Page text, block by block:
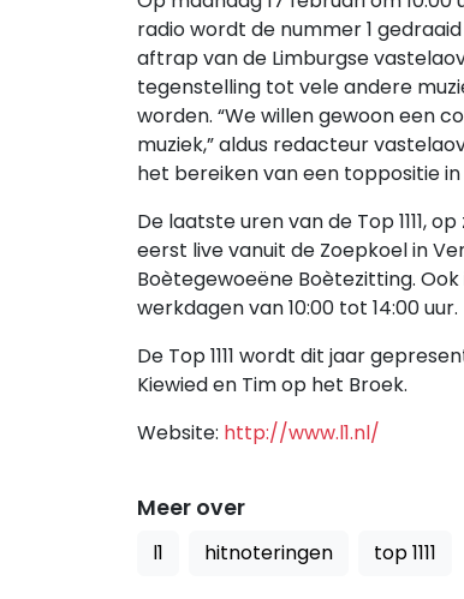
radio wordt de nummer 1
aftrap van de Limburgse
tegenstelling tot vele andere
worden. “We willen gewoon een
muziek,” aldus redacteur
het bereiken van een toppositie in
De laatste uren van de Top 1111,
eerst live vanuit de Zoepkoel in
Boètegewoeëne Boètezitting.
werkdagen van 10:00 tot 14:00 uur.
De Top 1111 wordt dit jaar
Kiewied en Tim op het Broek.
Website: http://www.l1.nl/
Meer over
l1 hitnoteringen top 1111